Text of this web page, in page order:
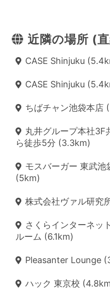
近隣の場所 (
CASE Shinjuku
CASE Shinjuku
ちばチャン池袋本店
丸井グループ本社3F
ら徒歩5分 (3.3km)
モスバーガー 東武池
(5km)
株式会社ヴァル研究
さくらインターネッ
ルーム (6.1km)
Pleasanter Lounge
ハック 東京校